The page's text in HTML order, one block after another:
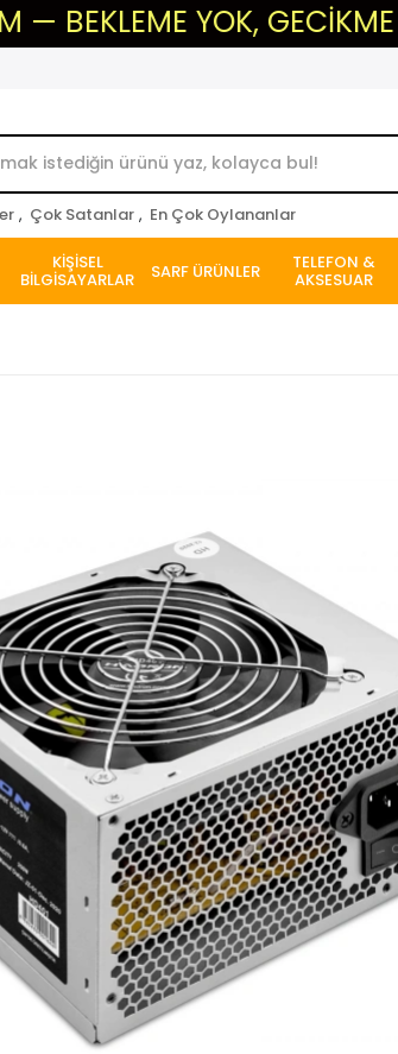
YOK, GECİKME YOK
, Çok Satanlar , En Çok Oylananlar
KİŞİSEL
BİLGİSAYARLAR SARF ÜRÜNLER TELEFON &
AKSESUAR